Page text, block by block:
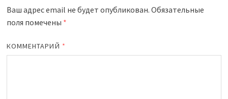
Ваш адрес email не будет опубликован. Обязательные
поля помечены *
КОММЕНТАРИЙ *